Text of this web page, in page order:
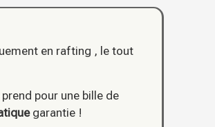
en rafting , le tout
pour une bille de
garantie !